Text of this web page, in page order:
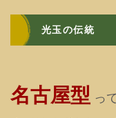
光玉の伝統
名古屋型 っ